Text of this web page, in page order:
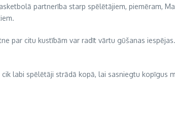
partnerība starp spēlētājiem, piemēram,
par citu kustībām var radīt vārtu gūšanas
labi spēlētāji strādā kopā, lai sasniegtu kopīgus